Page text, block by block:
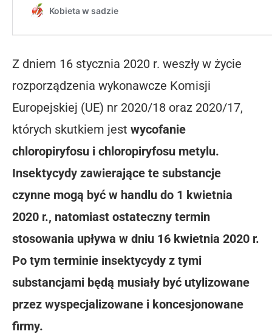
Z dniem 16 stycznia 2020 r. weszły w życie
rozporządzenia wykonawcze Komisji
Europejskiej (UE) nr 2020/18 oraz 2020/17,
których skutkiem jest wycofanie
chloropiryfosu i chloropiryfosu metylu.
Insektycydy zawierające te substancje
czynne mogą być w handlu do 1 kwietnia
2020 r., natomiast ostateczny termin
stosowania upływa w dniu 16 kwietnia 2020 r.
Po tym terminie insektycydy z tymi
substancjami będą musiały być utylizowane
przez wyspecjalizowane i koncesjonowane
firmy.